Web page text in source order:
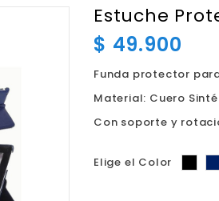
Estuche
$ 49.900
Funda protector
Material: Cuero
Con soporte y
Elige el Color